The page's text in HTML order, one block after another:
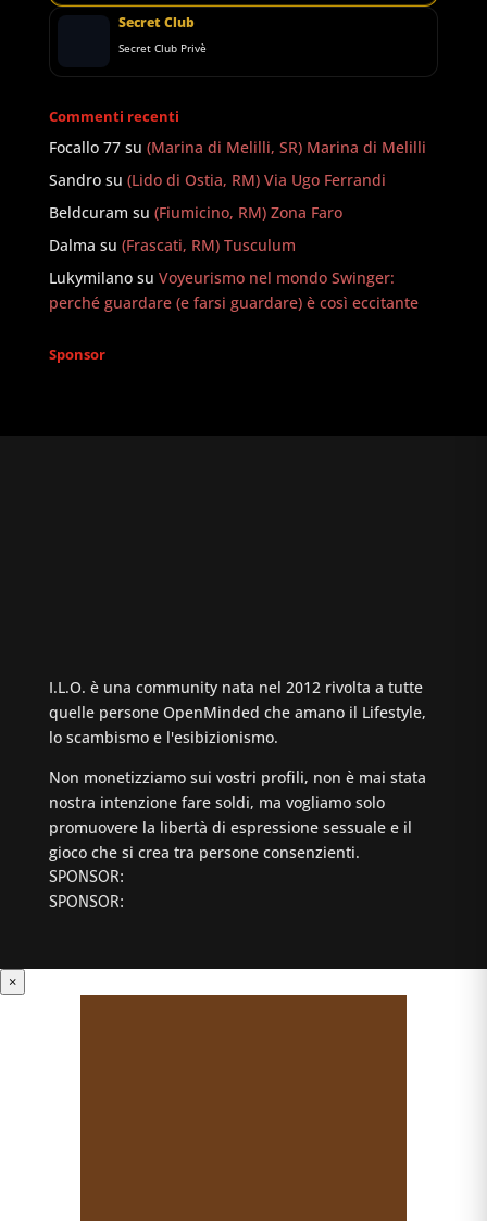
Secret Club
Secret Club Privè
Commenti recenti
Focallo 77su (Marina di Melilli, SR) Marina di Melilli
Sandrosu (Lido di Ostia, RM) Via Ugo Ferrandi
Beldcuram su (Fiumicino, RM) Zona Faro
Dalma su (Frascati, RM) Tusculum
Lukymilanosu Voyeurismo nel mondo Swinger:
perché guardare (e farsi guardare) è così eccitante
Sponsor
I.L.O. è una community nata nel 2012 rivolta a tutte
quelle persone OpenMinded che amano il Lifestyle,
lo scambismo e l'esibizionismo.
Non monetizziamo sui vostri profili, non è mai stata
nostra intenzione fare soldi, ma vogliamo solo
promuovere la libertà di espressione sessuale e il
gioco che si crea tra persone consenzienti.
SPONSOR:
SPONSOR:
×